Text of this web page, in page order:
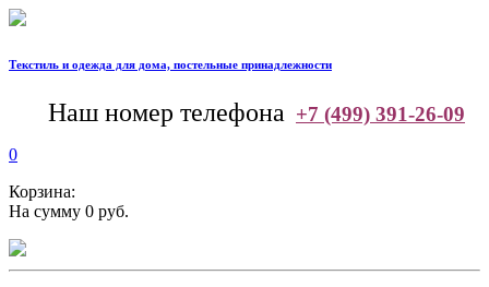
Текстиль и одежда для дома, постельные принадлежности
Наш номер телефона +7 (499) 391-26-09
0
Корзина:
На сумму 0 руб.